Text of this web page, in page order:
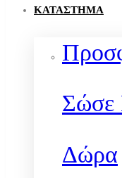
ΚΑΤΆΣΤΗΜΑ
Σώσε
Δώρα